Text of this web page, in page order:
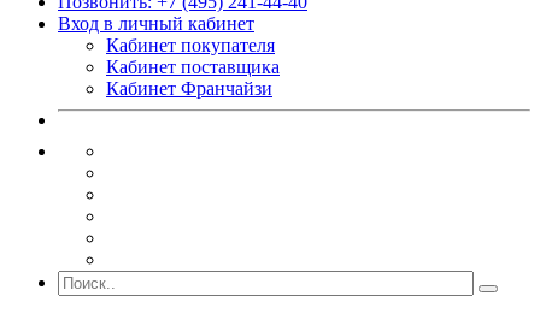
Вход в личный кабинет
Кабинет покупателя
Кабинет поставщика
Кабинет Франчайзи